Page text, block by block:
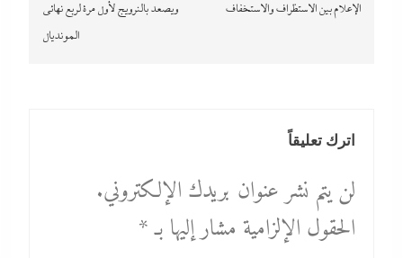
الإعلام بين الاستظراف والاستخفاف
ويصعد بالنرويج لأول مرة لربع نهائي
المونديال
اترك تعليقاً
لن يتم نشر عنوان بريدك الإلكتروني.
الحقول الإلزامية مشار إليها بـ*